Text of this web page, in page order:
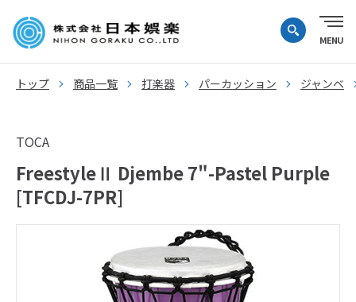
トップ 商品一覧 打楽器 パーカッション ジャンベ
TOCA
FreestyleⅡ Djembe 7"-Pastel Purple
[TFCDJ-7PR]